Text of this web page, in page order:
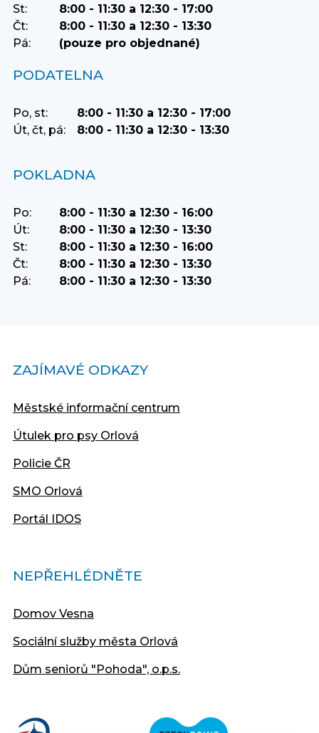
St:
8:00 - 11:30 a 12:30 - 17:00
Čt:
8:00 - 11:30 a 12:30 - 13:30
Pá:
(pouze pro objednané)
PODATELNA
Po, st:
8:00 - 11:30 a 12:30 - 17:00
Út, čt, pá:
8:00 - 11:30 a 12:30 - 13:30
POKLADNA
Po:
8:00 - 11:30 a 12:30 - 16:00
Út:
8:00 - 11:30 a 12:30 - 13:30
St:
8:00 - 11:30 a 12:30 - 16:00
Čt:
8:00 - 11:30 a 12:30 - 13:30
Pá:
8:00 - 11:30 a 12:30 - 13:30
ZAJÍMAVÉ ODKAZY
Městské informační centrum
Útulek pro psy Orlová
Policie ČR
SMO Orlová
Portál IDOS
NEPŘEHLÉDNĚTE
Domov Vesna
Sociální služby města Orlová
Dům seniorů "Pohoda", o.p.s.